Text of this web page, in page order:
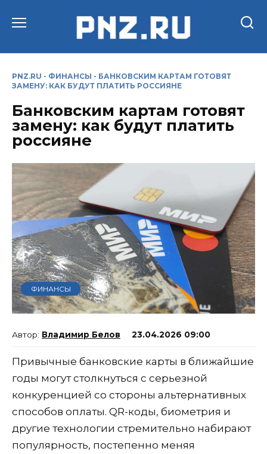
PNZ.RU - ФИНАНСЫ - БАНКОВСКИМ КАРТАМ ГОТОВЯТ
ЗАМЕНУ: КАК БУДУТ ПЛАТИТЬ РОССИЯНЕ
Банковским картам готовят
замену: как будут платить
россияне
ФИНАНСЫ
Владимир Белов 23.04.2026 09:00
Привычные банковские карты в ближайшие
годы могут столкнуться с серьезной
конкуренцией со стороны альтернативных
способов оплаты. QR-коды, биометрия и
другие технологии стремительно набирают
популярность, постепенно меняя